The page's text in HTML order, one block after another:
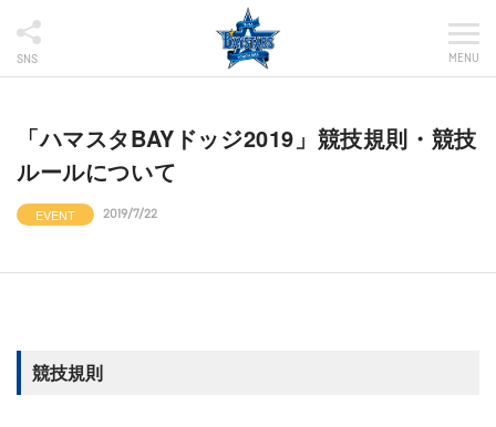
SNS MENU
「ハマスタBAYドッジ2019」競技規則・競技
ルールについて
EVENT 2019/7/22
競技規則